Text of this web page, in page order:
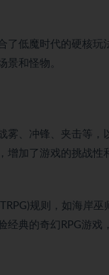
了低魔时代的硬核
景和怪物。
雾、冲锋、夹击等
增加了游戏的挑战性
规则，如海岸
经典的奇幻RPG游